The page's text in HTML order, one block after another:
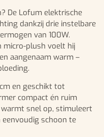
De Lofum elektrische
dankzij drie instelbare
van 100W.
micro-plush voelt hij
aangenaam warm –
en geschikt tot
compact én ruim
snel op, stimuleert
schoon te